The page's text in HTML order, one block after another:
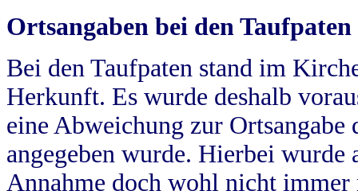
Ortsangaben bei den Taufpaten
Bei den Taufpaten stand im
Herkunft. Es wurde deshalb
eine Abweichung zur
angegeben wurde. Hierbei wurde
Annahme doch wohl nicht